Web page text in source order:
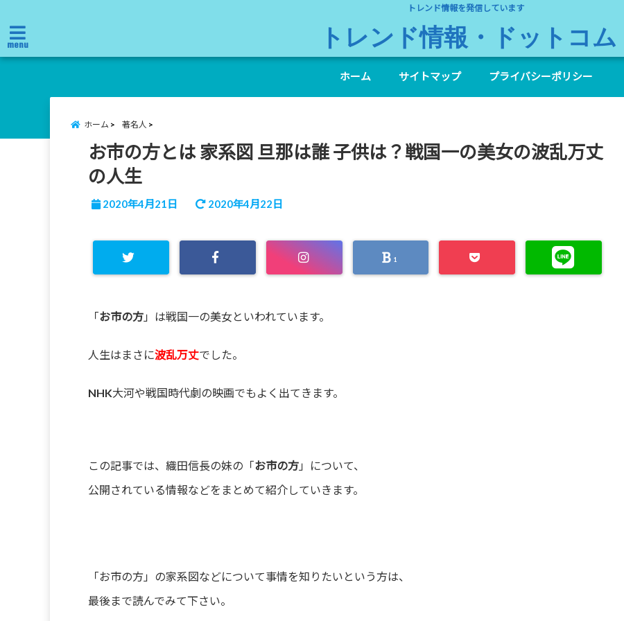
トレンド情報を発信しています
menu トレンド情報・ドットコム
ホーム サイトマップ プライバシーポリシー
ホーム 著名人
お市の方とは 家系図 旦那は誰 子供は？戦国一の美女の波乱万丈
の人生
2020年4月21日 2020年4月22日
1
「お市の方 」は戦国一の美女といわれています。
人生はまさに波乱万丈でした。
NHK大河や戦国時代劇の映画でもよく出てきます。
この記事では、織田信長の妹の「お市の方 」について、
公開されている情報などをまとめて紹介していきます。
「お市の方」の家系図などについて事情を知りたいという方は、
最後まで読んでみて下さい。